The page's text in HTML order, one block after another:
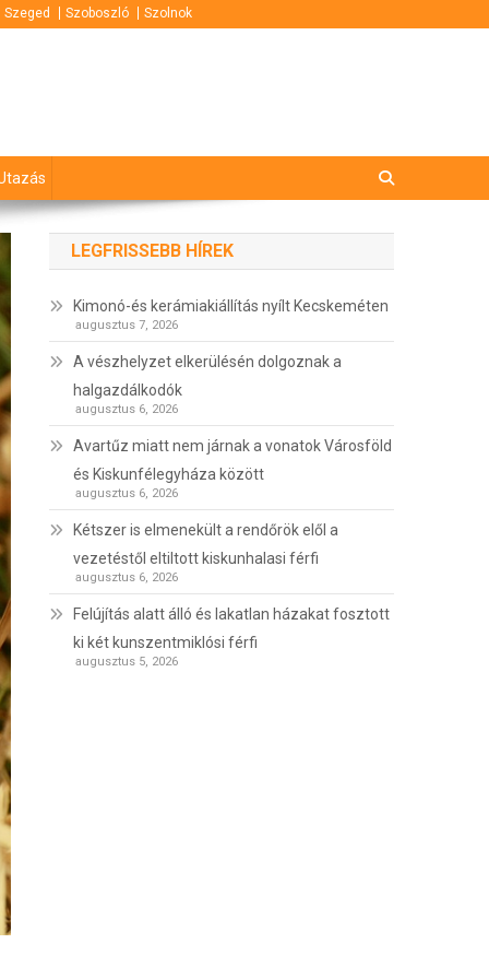
Szeged Szoboszló Szolnok
LEGFRISSEBB HÍREK
Kimonó-és kerámiakiállítás nyílt Kecskeméten
augusztus 7, 2026
A vészhelyzet elkerülésén dolgoznak a
halgazdálkodók
augusztus 6, 2026
Avartűz miatt nem járnak a vonatok Városföld
és Kiskunfélegyháza között
augusztus 6, 2026
Kétszer is elmenekült a rendőrök elől a
vezetéstől eltiltott kiskunhalasi férfi
augusztus 6, 2026
Felújítás alatt álló és lakatlan házakat fosztott
ki két kunszentmiklósi férfi
augusztus 5, 2026